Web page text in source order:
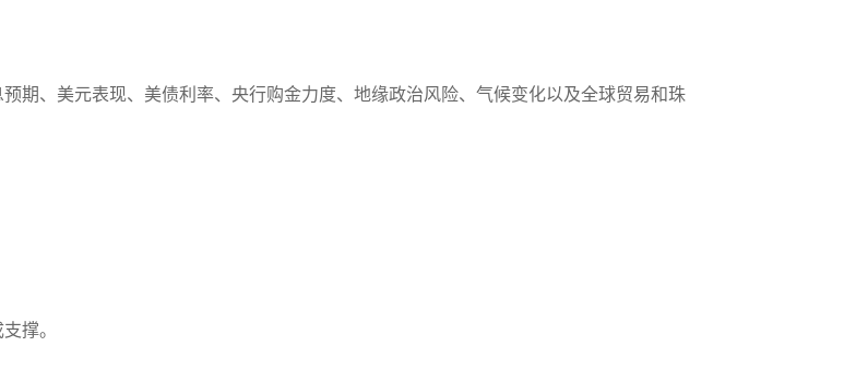
期、美元表现、美债利率、央行购金力度、地缘政治风险、气候变化以及全球贸易和珠
撑。